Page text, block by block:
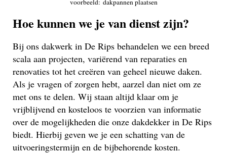
Hoe kunnen we je van dienst zijn?
Bij ons dakwerk in De Rips behandelen we een breed
scala aan projecten, variërend van reparaties en
renovaties tot het creëren van geheel nieuwe daken.
Als je vragen of zorgen hebt, aarzel dan niet om ze
met ons te delen. Wij staan altijd klaar om je
vrijblijvend en kosteloos te voorzien van informatie
over de mogelijkheden die onze dakdekker in De Rips
biedt. Hierbij geven we je een schatting van de
uitvoeringstermijn en de bijbehorende kosten.